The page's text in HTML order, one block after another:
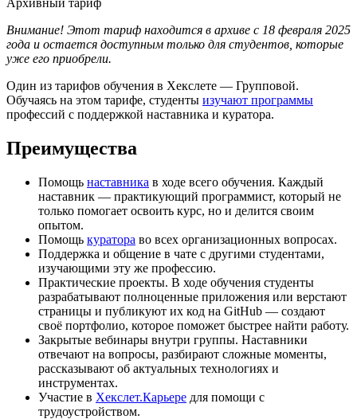
Внимание! Этот тариф находится в архиве с 18 февраля 2025
года и остается доступным только для студентов, которые
уже его приобрели.
Один из тарифов обучения в Хекслете — Групповой.
Обучаясь на этом тарифе, студенты изучают программы
профессий с поддержкой наставника и куратора.
Преимущества
Помощь наставника в ходе всего обучения. Каждый
наставник — практикующий программист, который не
только помогает освоить курс, но и делится своим
опытом.
Помощь куратора во всех организационных вопросах.
Поддержка и общение в чате с другими студентами,
изучающими эту же профессию.
Практические проекты. В ходе обучения студенты
разрабатывают полноценные приложения или верстают
страницы и публикуют их код на GitHub — создают
своё портфолио, которое поможет быстрее найти работу.
Закрытые вебинары внутри группы. Наставники
отвечают на вопросы, разбирают сложные моменты,
рассказывают об актуальных технологиях и
инструментах.
Участие в Хекслет.Карьере для помощи с
трудоустройством.